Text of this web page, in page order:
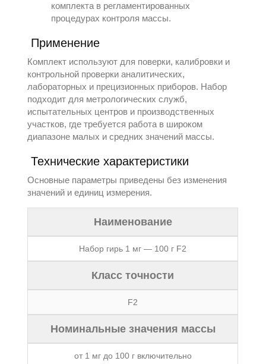
комплекта в регламентированных
процедурах контроля массы.
Применение
Комплект используют для поверки, калибровки и
контрольной проверки аналитических,
лабораторных и прецизионных приборов. Набор
подходит для метрологических служб,
испытательных центров и производственных
участков, где требуется работа в широком
диапазоне малых и средних значений массы.
Технические характеристики
Основные параметры приведены без изменения
значений и единиц измерения.
Наименование
Набор гирь 1 мг — 100 г F2
Класс точности
F2
Номинальные значения массы
от 1 мг до 100 г включительно